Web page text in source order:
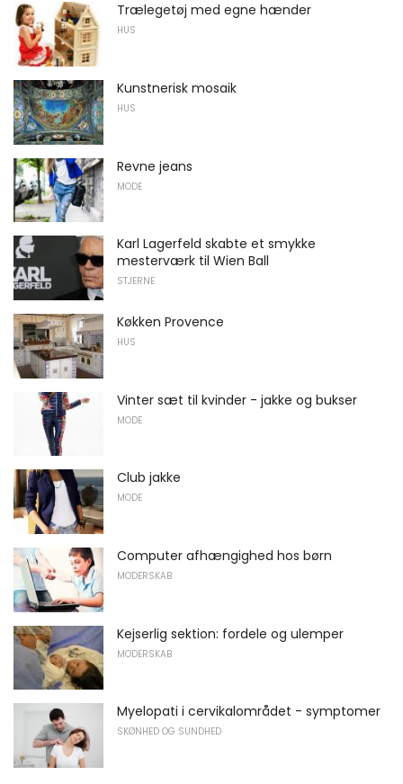
Trælegetøj med egne hænder
HUS
Kunstnerisk mosaik
HUS
Revne jeans
MODE
Karl Lagerfeld skabte et smykke
mesterværk til Wien Ball
STJERNE
Køkken Provence
HUS
Vinter sæt til kvinder - jakke og bukser
MODE
Club jakke
MODE
Computer afhængighed hos børn
MODERSKAB
Kejserlig sektion: fordele og ulemper
MODERSKAB
Myelopati i cervikalområdet - symptomer
SKØNHED OG SUNDHED